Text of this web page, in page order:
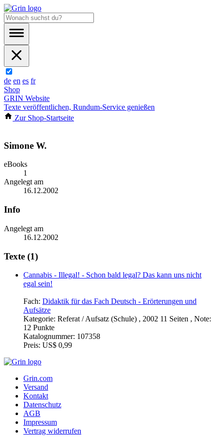
de en es fr
Shop
GRIN Website
Texte veröffentlichen, Rundum-Service genießen
Zur Shop-Startseite
Simone W.
eBooks
1
Angelegt am
16.12.2002
Info
Angelegt am
16.12.2002
Texte (1)
Cannabis - Illegal! - Schon bald legal? Das kann uns nicht
egal sein!
Fach: Didaktik für das Fach Deutsch - Erörterungen und
Aufsätze
Kategorie: Referat / Aufsatz (Schule) , 2002 11 Seiten , Note:
12 Punkte
Katalognummer: 107358
Preis: US$ 0,99
Grin.com
Versand
Kontakt
Datenschutz
AGB
Impressum
Vertrag widerrufen